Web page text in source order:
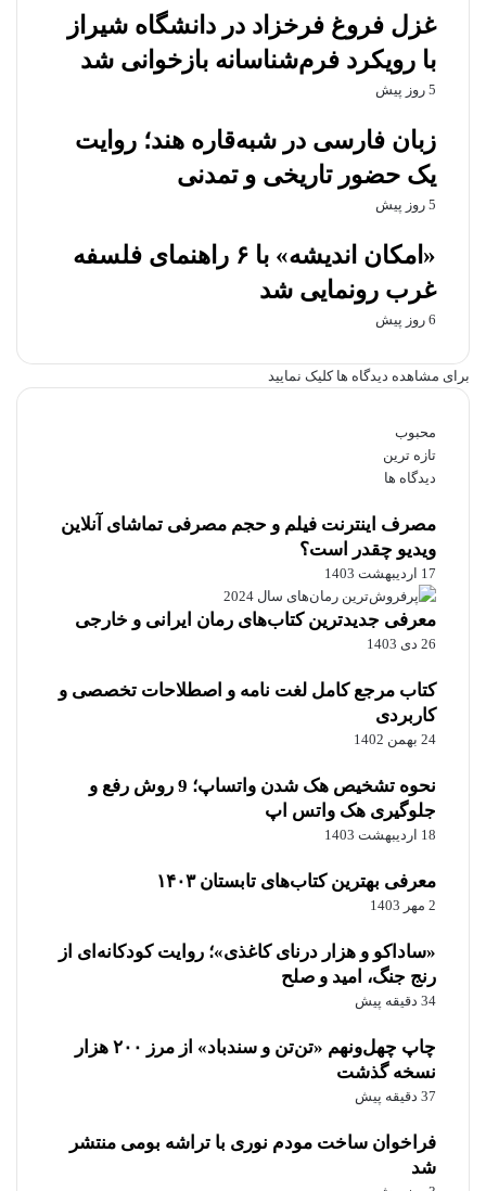
ی
غزل فروغ فرخزاد در دانشگاه شیراز
با رویکرد فرم‌شناسانه بازخوانی شد
5 روز پیش
زبان فارسی در شبه‌قاره هند؛ روایت
یک حضور تاریخی و تمدنی
5 روز پیش
«امکان اندیشه» با ۶ راهنمای فلسفه
غرب رونمایی شد
6 روز پیش
برای مشاهده دیدگاه ها کلیک نمایید
محبوب
تازه ترین
دیدگاه ها
مصرف اینترنت فیلم و حجم مصرفی تماشای آنلاین
ویدیو چقدر است؟
17 اردیبهشت 1403
معرفی جدیدترین کتاب‌های رمان ایرانی و خارجی
26 دی 1403
کتاب مرجع کامل لغت نامه و اصطلاحات تخصصی و
کاربردی
24 بهمن 1402
نحوه تشخیص هک شدن واتساپ؛ 9 روش رفع و
جلوگیری هک واتس اپ
18 اردیبهشت 1403
معرفی بهترین کتاب‌های تابستان ۱۴۰۳
2 مهر 1403
«ساداکو و هزار درنای کاغذی»؛ روایت کودکانه‌ای از
رنج جنگ، امید و صلح
34 دقیقه پیش
چاپ چهل‌ونهم «تن‌تن و سندباد» از مرز ۲۰۰ هزار
نسخه گذشت
37 دقیقه پیش
فراخوان ساخت مودم نوری با تراشه بومی منتشر
شد